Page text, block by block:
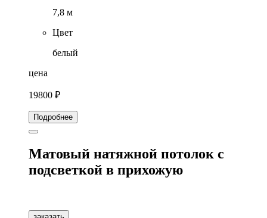
7,8 м
Цвет
белый
цена
19800 ₽
Подробнее
Матовый натяжной потолок с
подсветкой в прихожую